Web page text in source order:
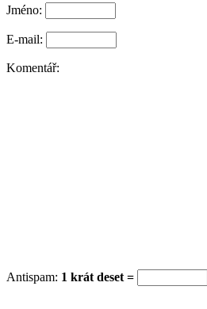
Jméno:
E-mail:
Komentář:
Antispam: 1 krát deset =